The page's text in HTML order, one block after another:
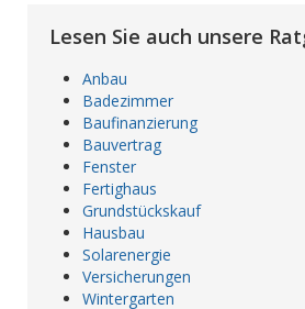
Lesen Sie auch unsere
Anbau
Badezimmer
Baufinanzierung
Bauvertrag
Fenster
Fertighaus
Grundstückskauf
Hausbau
Solarenergie
Versicherungen
Wintergarten